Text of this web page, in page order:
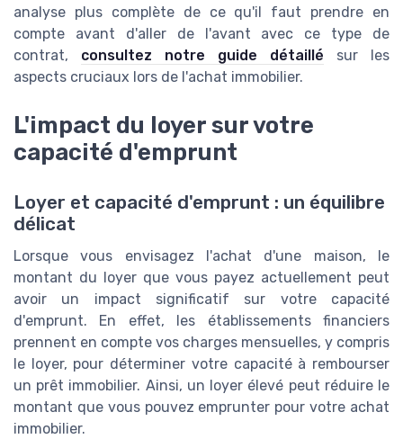
analyse plus complète de ce qu'il faut prendre en
compte avant d'aller de l'avant avec ce type de
contrat, consultez notre guide détaillé sur les
aspects cruciaux lors de l'achat immobilier.
L'impact du loyer sur votre
capacité d'emprunt
Loyer et capacité d'emprunt : un équilibre
délicat
Lorsque vous envisagez l'achat d'une maison, le
montant du loyer que vous payez actuellement peut
avoir un impact significatif sur votre capacité
d'emprunt. En effet, les établissements financiers
prennent en compte vos charges mensuelles, y compris
le loyer, pour déterminer votre capacité à rembourser
un prêt immobilier. Ainsi, un loyer élevé peut réduire le
montant que vous pouvez emprunter pour votre achat
immobilier.